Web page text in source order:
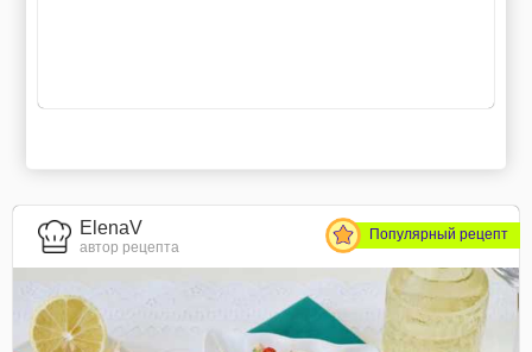
ElenaV
автор рецепта
Популярный рецепт